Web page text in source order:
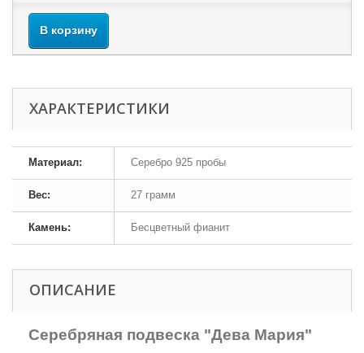
В корзину
ХАРАКТЕРИСТИКИ
Материал: Серебро 925 пробы
Вес: 27 грамм
Камень: Бесцветный фианит
ОПИСАНИЕ
Серебряная подвеска "Дева Мария"